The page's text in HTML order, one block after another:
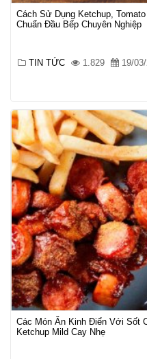
Cách Sử Dụng Ketchup,
Chuẩn Đầu Bếp Chuyên Nghiệp
TIN TỨC 1.829 19/
Các Món Ăn Kinh Điển Với Sốt
Ketchup Mild Cay Nhẹ